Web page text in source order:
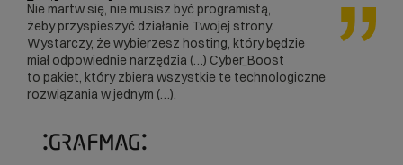
Nie martw się, nie musisz być programistą,
żeby przyspieszyć działanie Twojej strony.
Wystarczy, że wybierzesz hosting, który będzie
miał odpowiednie narzędzia (…) Cyber_Boost
to pakiet, który zbiera wszystkie te technologiczne
rozwiązania w jednym (…).